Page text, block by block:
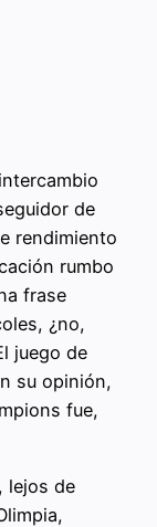
de
rendimiento
rumbo
frase
¿no,
juego de
su opinión,
fue,
lejos de